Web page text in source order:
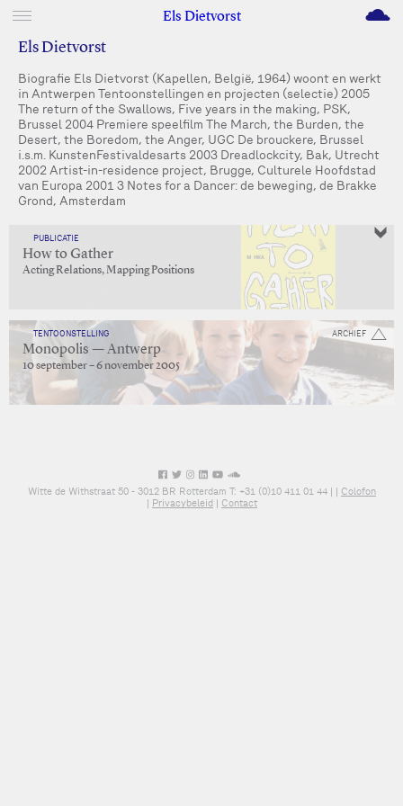
Els Dietvorst M
Els Dietvorst
Biografie Els Dietvorst (Kapellen, België, 1964) woont en werkt
in Antwerpen Tentoonstellingen en projecten (selectie) 2005
The return of the Swallows, Five years in the making, PSK,
Brussel 2004 Premiere speelfilm The March, the Burden, the
Desert, the Boredom, the Anger, UGC De brouckere, Brussel
i.s.m. KunstenFestivaldesarts 2003 Dreadlockcity, Bak, Utrecht
2002 Artist-in-residence project, Brugge, Culturele Hoofdstad
van Europa 2001 3 Notes for a Dancer: de beweging, de Brakke
Grond, Amsterdam
PUBLICATIE
How to Gather
Acting Relations, Mapping Positions
ARCHIEF
TENTOONSTELLING
Monopolis — Antwerp
10 september – 6 november 2005
Witte de Withstraat 50 - 3012 BR Rotterdam T: +31 (0)10 411 01 44 | | Colofon
| Privacybeleid| Contact